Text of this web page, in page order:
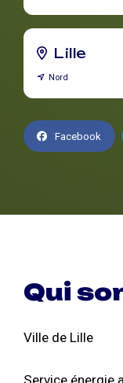
Lille
Nord
Facebook
Qui
Ville de Lille